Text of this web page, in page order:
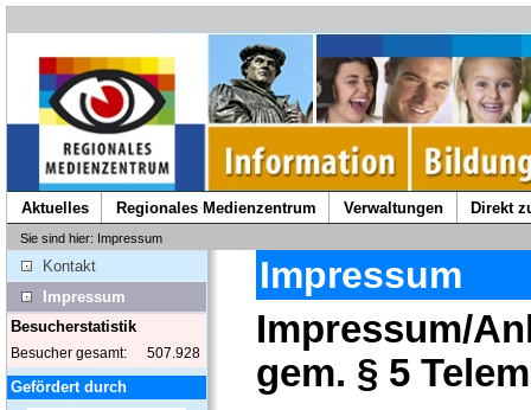
Aktuelles Regionales Medienzentrum Verwaltungen Direkt
Sie sind hier: Impressum
Kontakt
Impressum
Besucherstatistik
Besucher gesamt: 507.928
Gefördert durch
Impressum
Impressum/
gem. § 5